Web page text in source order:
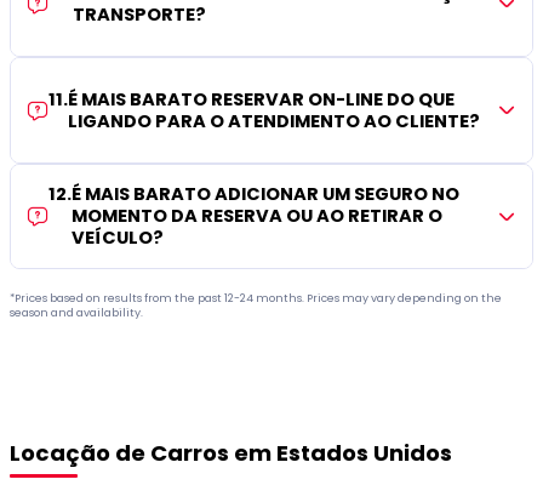
TRANSPORTE?
11.É MAIS BARATO RESERVAR ON-LINE DO QUE
LIGANDO PARA O ATENDIMENTO AO CLIENTE?
12.É MAIS BARATO ADICIONAR UM SEGURO NO
MOMENTO DA RESERVA OU AO RETIRAR O
VEÍCULO?
*Prices based on results from the past 12-24 months. Prices may vary depending on the
season and availability.
Locação de Carros em Estados Unidos